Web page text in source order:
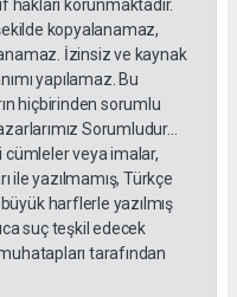
hakları korunmaktadır.
kopyalanamaz,
İzinsiz ve kaynak
yapılamaz. Bu
hiçbirinden sorumlu
Sorumludur...
cümleler veya imalar,
ile yazılmamış, Türkçe
harflerle yazılmış
suç teşkil edecek
tarafından